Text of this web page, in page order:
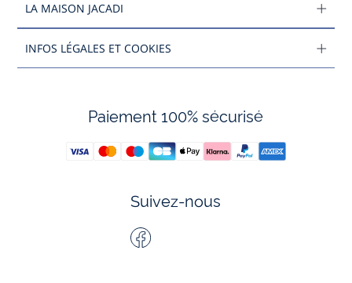
LA MAISON JACADI
INFOS LÉGALES ET COOKIES
Paiement 100% sécurisé
Suivez-nous
Facebook